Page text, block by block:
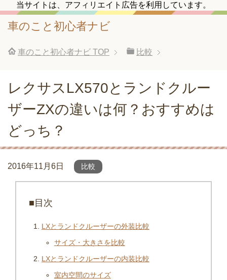
当サイトは、アフィリエイト広告を利用しています。
車のこと初心者ナビ
車のこと初心者ナビ TOP 比較
レクサスLX570とランドクルー
ザーZXの違いは何？おすすめは
どっち？
2016年11月6日 比較
■目次
LXとランドクルーザーの外装比較
サイズ・大きさを比較
LXとランドクルーザーの内装比較
室内空間のサイズ